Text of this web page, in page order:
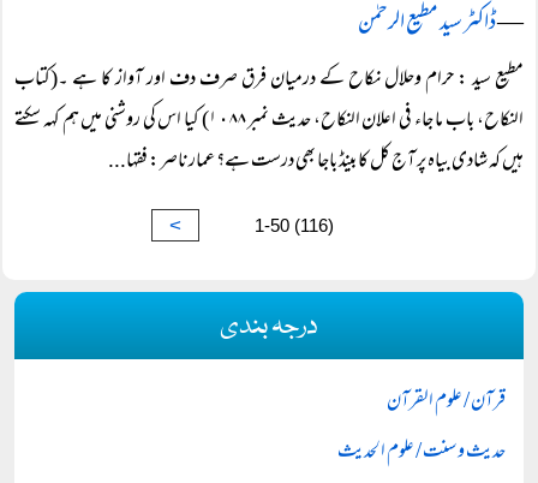
―ڈاکٹر سید مطیع الرحمٰن
مطیع سید : حرام وحلال نکاح کے درمیان فرق صرف دف اور آواز کا ہے ۔(کتاب
النکاح، باب ما جاء فی اعلان النکاح، حدیث نمبر ۱٠۸۸) کیا اس کی روشنی میں ہم کہہ سکتے
ہیں کہ شادی بیاہ پر آج کل کا بینڈ باجا بھی درست ہے؟ عمار ناصر: فقہا...
1-50 (116)
>
درجہ بندی
قرآن / علوم القرآن
حدیث و سنت / علوم الحدیث